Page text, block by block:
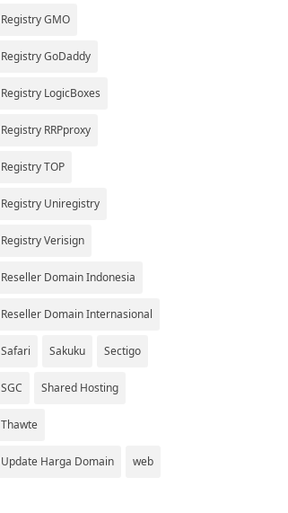
Registry GMO
Registry GoDaddy
Registry LogicBoxes
Registry RRPproxy
Registry TOP
Registry Uniregistry
Registry Verisign
Reseller Domain Indonesia
Reseller Domain Internasional
Safari Sakuku Sectigo
SGC Shared Hosting
Thawte
Update Harga Domain web